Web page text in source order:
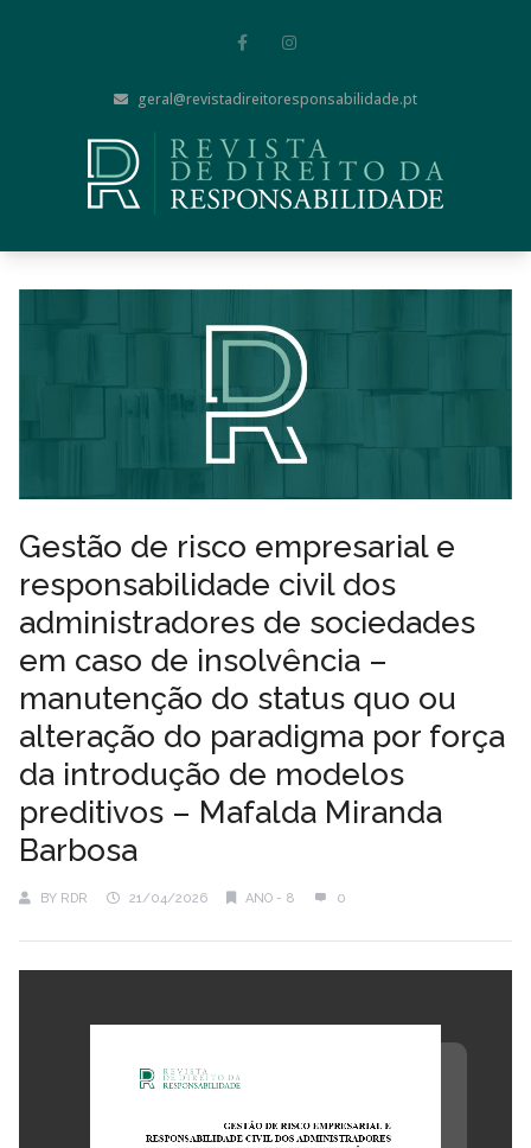
geral@revistadireitoresponsabilidade.pt
Gestão de risco empresarial e
responsabilidade civil dos
administradores de sociedades
em caso de insolvência –
manutenção do status quo ou
alteração do paradigma por força
da introdução de modelos
preditivos – Mafalda Miranda
Barbosa
BY RDR 21/04/2026 ANO - 8 0